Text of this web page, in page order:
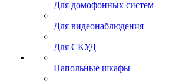
Для домофонных систем
Для видеонаблюдения
Для СКУД
Напольные шкафы